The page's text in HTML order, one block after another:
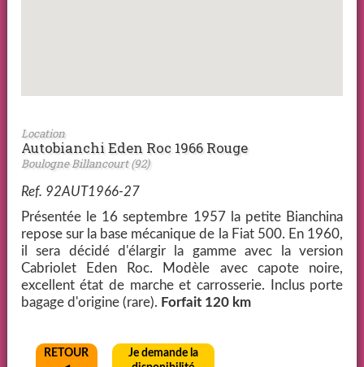
Location
Autobianchi Eden Roc 1966 Rouge
Boulogne Billancourt (92)
Ref. 92AUT1966-27
Présentée le 16 septembre 1957 la petite Bianchina
repose sur la base mécanique de la Fiat 500. En 1960,
il sera décidé d'élargir la gamme avec la version
Cabriolet Eden Roc. Modèle avec capote noire,
excellent état de marche et carrosserie. Inclus porte
bagage d'origine (rare). Forfait 120 km
RETOUR
Je demande la